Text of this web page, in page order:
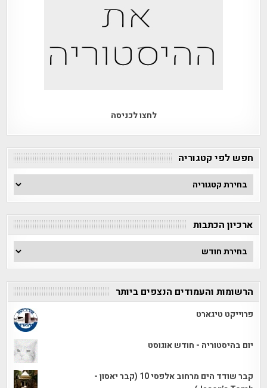
לחצו לכניסה
חפש לפי קטגוריה
חפש
לפי
ארכיון הכתבות
ארכיון
הכתבות
הרשומות והעמודים הנצפים ביותר
פרוייקט טיגארט
יום בהיסטוריה - חודש אוגוסט
קבר שודד הים מרחוב אלפסי 10 (קבר יאסון -